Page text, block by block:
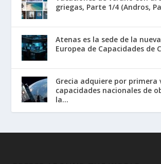
griegas, Parte 1/4 (Andros,
Atenas es la sede de la
Europea de Capacidades de
Grecia adquiere por primera
capacidades nacionales de
la...